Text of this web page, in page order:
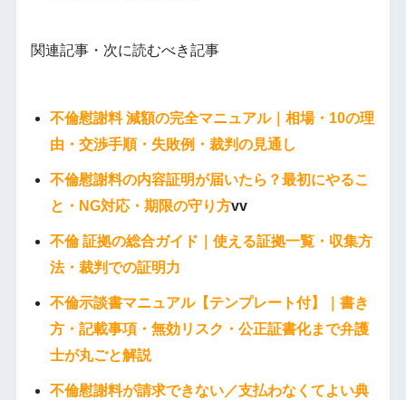
関連記事・次に読むべき記事
不倫慰謝料 減額の完全マニュアル｜相場・10の理
由・交渉手順・失敗例・裁判の見通し
不倫慰謝料の内容証明が届いたら？最初にやるこ
と・NG対応・期限の守り方vv
不倫 証拠の総合ガイド｜使える証拠一覧・収集方
法・裁判での証明力
不倫示談書マニュアル【テンプレート付】｜書き
方・記載事項・無効リスク・公正証書化まで弁護
士が丸ごと解説
不倫慰謝料が請求できない／支払わなくてよい典